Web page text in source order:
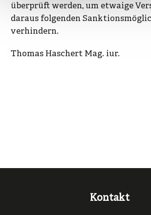
überprüft werden, um etwaige
daraus folgenden
verhindern.
Thomas Haschert Mag. iur.
Kontakt